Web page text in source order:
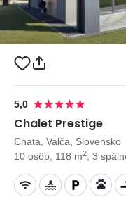
5,0
Chalet Prestige
Chata, Valča, Slovensko
10 osôb, 118 m2 , 3